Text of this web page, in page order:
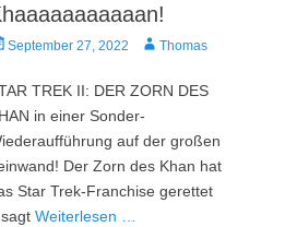
September 27, 2022 AutorThomas
TREK II: DER ZORN DES
in einer Sonder-
auf der großen
Der Zorn des Khan hat
Star Trek-Franchise gerettet
sagtWeiterlesen …